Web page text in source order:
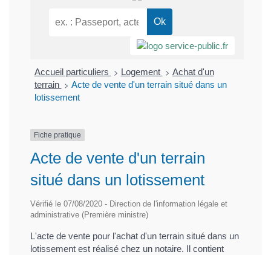
Accueil particuliers > Logement > Achat d'un
terrain > Acte de vente d'un terrain situé dans un
lotissement
Fiche pratique
Acte de vente d'un terrain
situé dans un lotissement
Vérifié le 07/08/2020 - Direction de l'information légale et
administrative (Première ministre)
L'acte de vente pour l'achat d'un terrain situé dans un
lotissement est réalisé chez un notaire. Il contient